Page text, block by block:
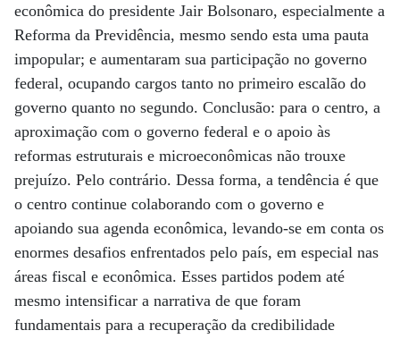
econômica do presidente Jair Bolsonaro, especialmente a
Reforma da Previdência, mesmo sendo esta uma pauta
impopular; e aumentaram sua participação no governo
federal, ocupando cargos tanto no primeiro escalão do
governo quanto no segundo. Conclusão: para o centro, a
aproximação com o governo federal e o apoio às
reformas estruturais e microeconômicas não trouxe
prejuízo. Pelo contrário. Dessa forma, a tendência é que
o centro continue colaborando com o governo e
apoiando sua agenda econômica, levando-se em conta os
enormes desafios enfrentados pelo país, em especial nas
áreas fiscal e econômica. Esses partidos podem até
mesmo intensificar a narrativa de que foram
fundamentais para a recuperação da credibilidade